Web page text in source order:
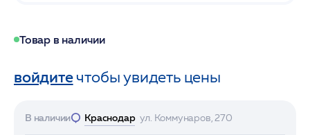
Товар в наличии
войдитечтобы увидеть цены
В наличии Краснодар ул. Коммунаров, 270